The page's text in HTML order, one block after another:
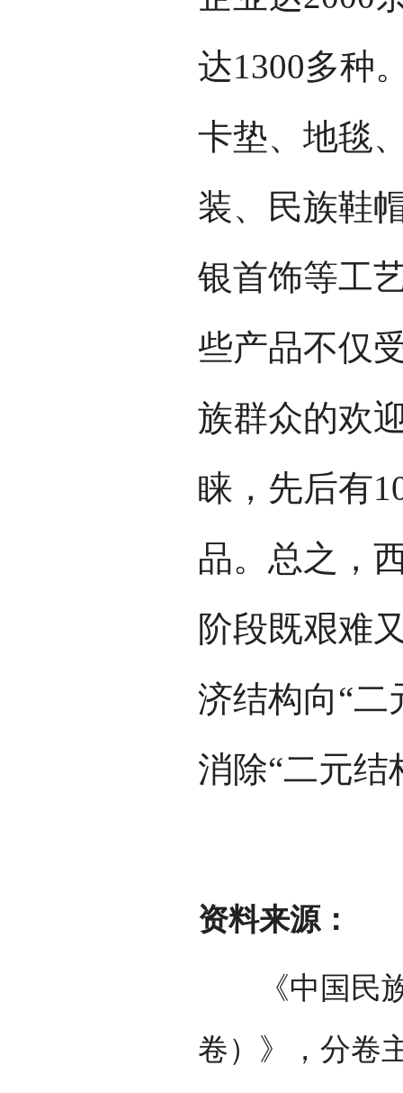
达1300多种
卡垫、地毯
装、民族鞋
银首饰等工
些产品不仅
族群众的欢
睐，先后有
品。总之，
阶段既艰难
济结构向“二
消除“二元结
资料来源：
《中国民族
卷）》，分卷